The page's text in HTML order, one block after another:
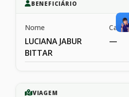
BENEFICIÁRIO
Nome
LUCIANA JABUR
BITTAR
Cargo
—
VIAGEM